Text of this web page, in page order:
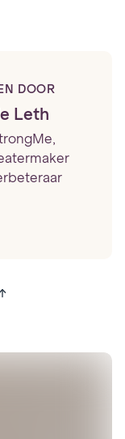
DOOR
Leth